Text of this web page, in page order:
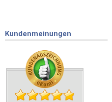
Kundenmeinungen